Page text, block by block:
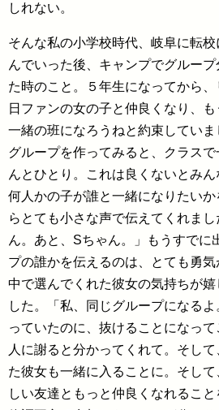
しれない。
そんな私の小学校時代、岐阜に転
んでいった後、キャンプでグルー
た時のこと。５年生になってから
日ファンの女の子と仲良くなり、
一緒の班になろうねと約束してい
グループを作ってみると、クラス
んとひとり。これは良くないとみん
何人かの子が誰と一緒になりたい
らとても小さな声で伝えてくれま
ん。あと、Sちゃん。」もうすでに
プの誰かを伝えるのは、とても勇
中で選んでくれた彼女の気持ちが嬉
した。「私、同じグループになる
っていたのに、抜けることになっ
人に謝ると分かってくれて。そし
た彼女も一緒に入ることに。そし
しい友達ともっと仲良くなれること